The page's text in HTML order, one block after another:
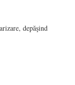
depăşind